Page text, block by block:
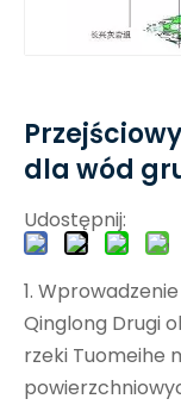
dla wód
Udostępnij:
1.
Qinglong Drugi
rzeki Tuomeihe